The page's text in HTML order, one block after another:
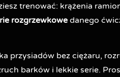
trenować: krążenia
rozgrzewkowe danego
przysiadów bez ciężaru,
barków i lekkie serie.